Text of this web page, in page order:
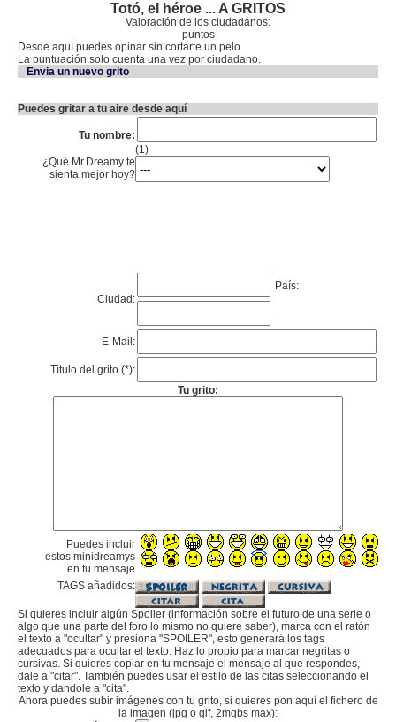
Totó, el héroe ... A GRITOS
Valoración de los ciudadanos:
puntos
Desde aquí puedes opinar sin cortarte un pelo.
La puntuación solo cuenta una vez por ciudadano.
Envia un nuevo grito
Puedes gritar a tu aire desde aquí
Tu nombre:
(1)
¿Qué Mr.Dreamy te
sienta mejor hoy?
Ciudad:
País:
E-Mail:
Título del grito (*):
Tu grito:
Puedes incluir
estos minidreamys
en tu mensaje
TAGS añadidos:
Si quieres incluir algún Spoiler (información sobre el futuro de una serie o
algo que una parte del foro lo mismo no quiere saber), marca con el ratón
el texto a "ocultar" y presiona "SPOILER", esto generará los tags
adecuados para ocultar el texto. Haz lo propio para marcar negritas o
cursivas. Si quieres copiar en tu mensaje el mensaje al que respondes,
dale a "citar". También puedes usar el estilo de las citas seleccionando el
texto y dandole a "cita".
Ahora puedes subir imágenes con tu grito, si quieres pon aquí el fichero de
la imagen (jpg o gif, 2mgbs max):